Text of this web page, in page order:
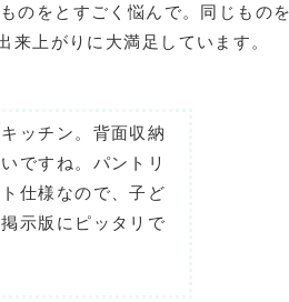
のをとすごく悩んで。同じもの
来上がりに大満足しています。
ッチン。背面収納
ですね。パントリ
仕様なので、子ど
示版にピッタリで